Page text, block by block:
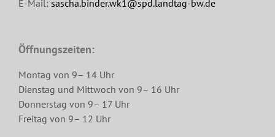
E-Mail: sascha.binder.wk1@spd.landtag-bw.de
Öffnungszeiten:
Montag von 9– 14 Uhr
Dienstag und Mittwoch von 9– 16 Uhr
Donnerstag von 9– 17 Uhr
Freitag von 9– 12 Uhr